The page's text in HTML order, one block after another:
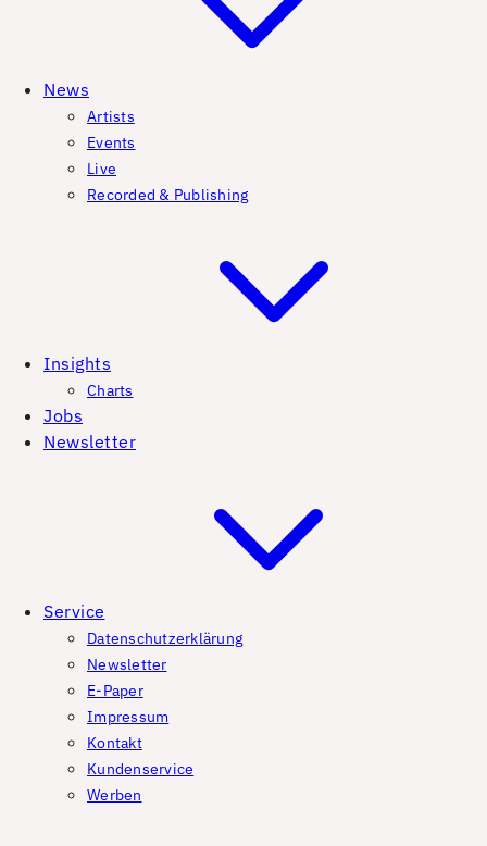
News
Artists
Events
Live
Recorded & Publishing
Insights
Charts
Jobs
Newsletter
Service
Datenschutzerklärung
Newsletter
E-Paper
Impressum
Kontakt
Kundenservice
Werben